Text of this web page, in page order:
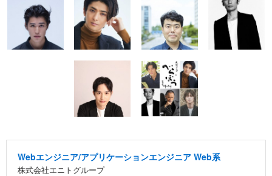
Webエンジニア/アプリケーションエンジニア Web系
株式会社エニトグループ